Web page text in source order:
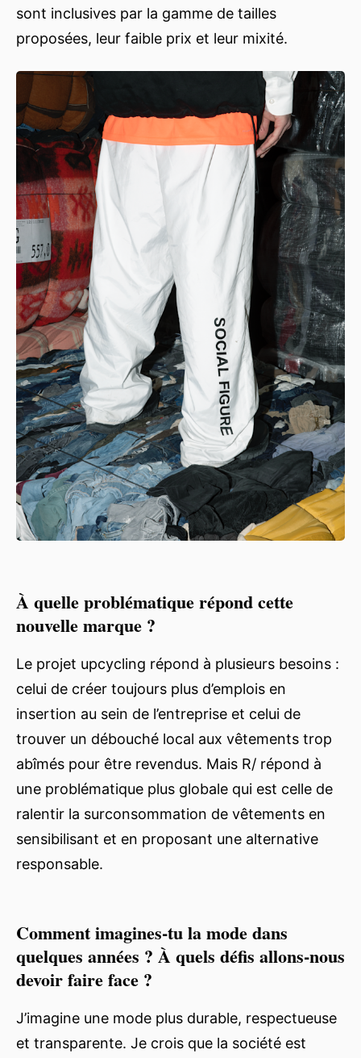
sont inclusives par la gamme de tailles
proposées, leur faible prix et leur mixité.
À quelle problématique répond cette
nouvelle marque ?
Le projet upcycling répond à plusieurs besoins :
celui de créer toujours plus d’emplois en
insertion au sein de l’entreprise et celui de
trouver un débouché local aux vêtements trop
abîmés pour être revendus. Mais R/ répond à
une problématique plus globale qui est celle de
ralentir la surconsommation de vêtements en
sensibilisant et en proposant une alternative
responsable.
Comment imagines-tu la mode dans
quelques années ? À quels défis allons-nous
devoir faire face ?
J’imagine une mode plus durable, respectueuse
et transparente. Je crois que la société est